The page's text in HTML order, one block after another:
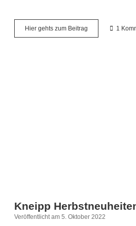
Hier gehts zum Beitrag Erkältet?
Kneipp
1
Kneipp
Veröffentlicht am 5. Oktober 2022